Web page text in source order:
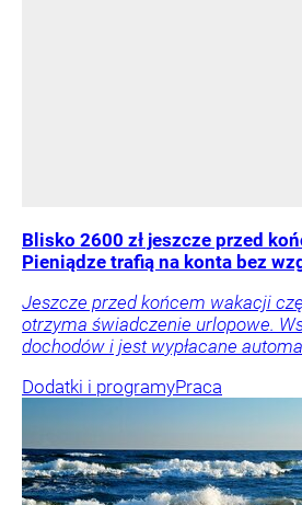
Blisko 2600 zł jeszcze przed
Pieniądze trafią na konta bez
Jeszcze przed końcem wakacji
otrzyma świadczenie urlopowe.
dochodów i jest wypłacane
Dodatki i programyPraca